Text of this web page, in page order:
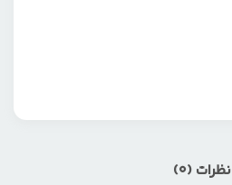
نظرات (0)